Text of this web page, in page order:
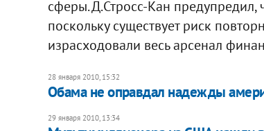
сферы. Д.Стросс-Кан
поскольку существует риск
израсходовали весь арсенал
28 января 2010, 15:32
Обама не оправдал надежды
29 января 2010, 13:34